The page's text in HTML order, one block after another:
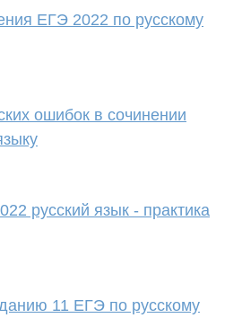
ЕГЭ 2022 по русскому
ошибок в сочинении
русский язык - практика
11 ЕГЭ по русскому